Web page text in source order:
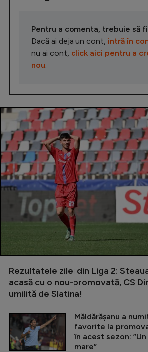
Pentru a comenta, trebuie să
Dacă ai deja un cont, intră în
nu ai cont, click aici pentru a
nou
Rezultatele zilei din Liga 2:
acasă cu o nou-promovată, CS
umilită de Slatina!
Măldărășanu a
favorite la
în acest sezon:
mare”